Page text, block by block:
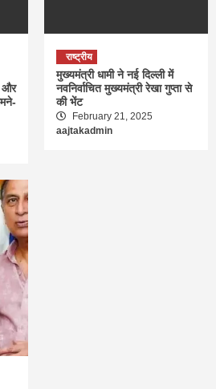
और
राष्ट्रीय
मुख्यमंत्री धामी ने नई दिल्ली में
नवनिर्वाचित मुख्यमंत्री रेखा गुप्ता से
की भेंट
February 21, 2025
aajtakadmin